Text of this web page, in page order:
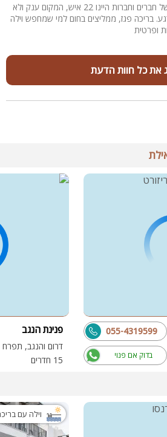
אז הגענו לסופ"ש של חברים וחברות היינו 22 איש, המקום ענק ולא
בריכה פגז, ממליצים בחום למי שמחפש וילה
ופרטית
את כל חוות הדעת
בדוק אם פנוי
055-4319599 פנינת הנגב
דרום והנגב, תפרח
15 חדרים
וילה עם